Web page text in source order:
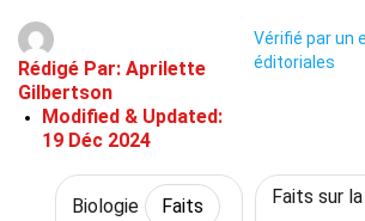
Rédigé Par: Aprilette
Gilbertson
Modified & Updated:
19 Déc 2024
Vérifié par un
éditoriales
Biologie Faits Faits sur